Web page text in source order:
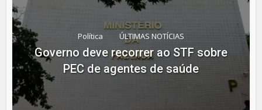
Política ÚLTIMAS NOTÍCIAS
Governo deve recorrer ao STF sobre
PEC de agentes de saúde